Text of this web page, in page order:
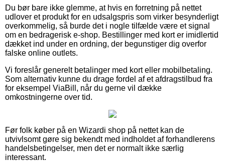
Du bør bare ikke glemme, at hvis en forretning på nettet
udlover et produkt for en udsalgspris som virker besynderligt
overkommelig, så burde det i nogle tilfælde være et signal
om en bedragerisk e-shop. Bestillinger med kort er imidlertid
dækket ind under en ordning, der begunstiger dig overfor
falske online outlets.
Vi foreslår generelt betalinger med kort eller mobilbetaling.
Som alternativ kunne du drage fordel af et afdragstilbud fra
for eksempel ViaBill, når du gerne vil dække
omkostningerne over tid.
Før folk køber på en Wizardi shop på nettet kan de
utvivlsomt gøre sig bekendt med indholdet af forhandlerens
handelsbetingelser, men det er normalt ikke særlig
interessant.